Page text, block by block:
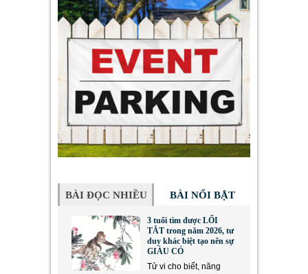
BÀI ĐỌC NHIỀU BÀI NỔI BẬT
3 tuổi tìm được LỐI
TẮT trong năm 2026, tư
duy khác biệt tạo nên sự
GIÀU CÓ
Tử vi cho biết, năng